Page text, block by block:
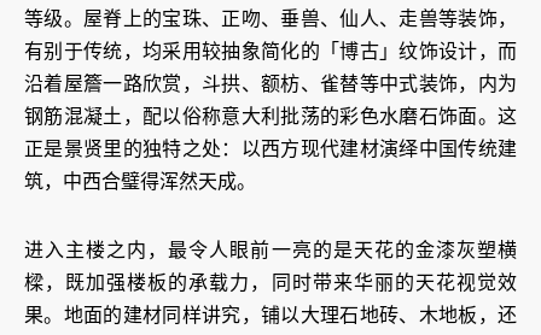
等级。屋脊上的宝珠、正吻、垂兽、仙人、走兽等装饰，
有别于传统，均采用较抽象简化的「博古」纹饰设计，而
沿着屋簷一路欣赏，斗拱、额枋、雀替等中式装饰，内为
钢筋混凝土，配以俗称意大利批荡的彩色水磨石饰面。这
正是景贤里的独特之处：以西方现代建材演绎中国传统建
筑，中西合璧得浑然天成。
进入主楼之内，最令人眼前一亮的是天花的金漆灰塑横
樑，既加强楼板的承载力，同时带来华丽的天花视觉效
果。地面的建材同样讲究，铺以大理石地砖、木地板，还